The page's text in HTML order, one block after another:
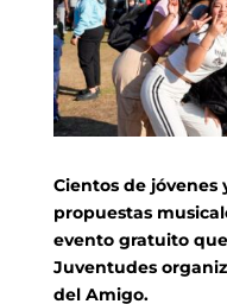
Cientos de
propuestas
evento gratuito
Juventudes
del Amigo.